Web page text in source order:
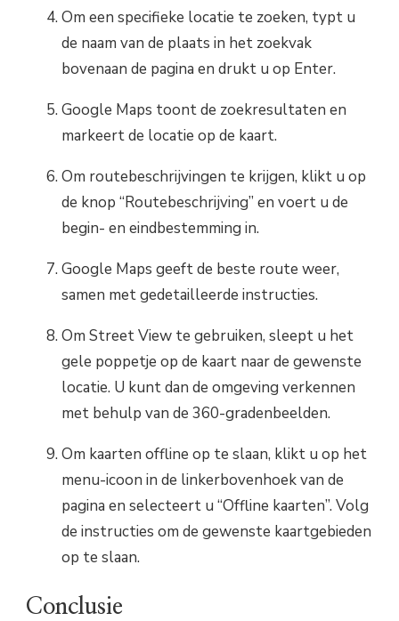
Om een specifieke locatie te zoeken, typt u
de naam van de plaats in het zoekvak
bovenaan de pagina en drukt u op Enter.
Google Maps toont de zoekresultaten en
markeert de locatie op de kaart.
Om routebeschrijvingen te krijgen, klikt u op
de knop “Routebeschrijving” en voert u de
begin- en eindbestemming in.
Google Maps geeft de beste route weer,
samen met gedetailleerde instructies.
Om Street View te gebruiken, sleept u het
gele poppetje op de kaart naar de gewenste
locatie. U kunt dan de omgeving verkennen
met behulp van de 360-gradenbeelden.
Om kaarten offline op te slaan, klikt u op het
menu-icoon in de linkerbovenhoek van de
pagina en selecteert u “Offline kaarten”. Volg
de instructies om de gewenste kaartgebieden
op te slaan.
Conclusie